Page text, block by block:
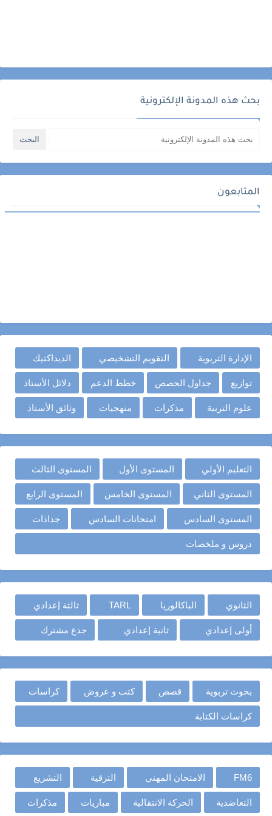
بحث هذه المدونة الإلكترونية
المتابعون
الإدارة التربوية التقويم التشخيصي الديداكتيك
توازيع جداول الحصص خطط الدعم دلائل الأستاذ
علوم التربية مذكرات منهجيات وثائق الأستاذ
التعليم الأولي المستوى الأول المستوى الثالث
المستوى الثاني المستوى الخامس المستوى الرابع
المستوى السادس امتحانات السادس جذاذات
دروس و ملخصات
الثانوي الباكالوريا TARL ثالثة إعدادي
أولى إعدادي ثانية إعدادي جذع مشترك
بحوث تربوية قصص كتب و عروض كراسات
كراسات الكتابة
FM6 الامتحان المهني الترقية التشريع
التعاضدية الحركة الانتقالية مباريات مذكرات